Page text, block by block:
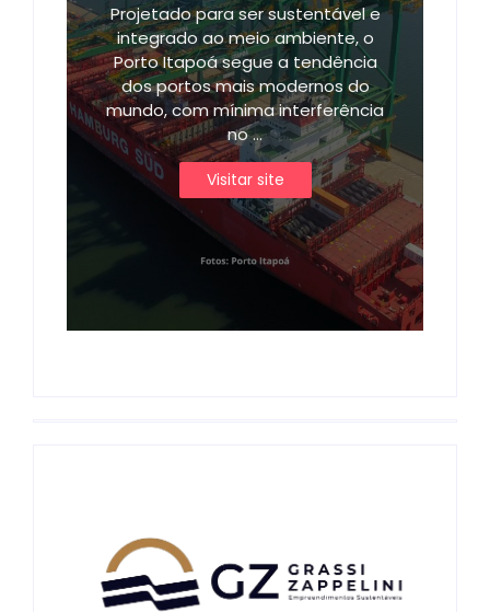
Projetado para ser sustentável e
integrado ao meio ambiente, o
Porto Itapoá segue a tendência
dos portos mais modernos do
mundo, com mínima interferência
no ...
Visitar site